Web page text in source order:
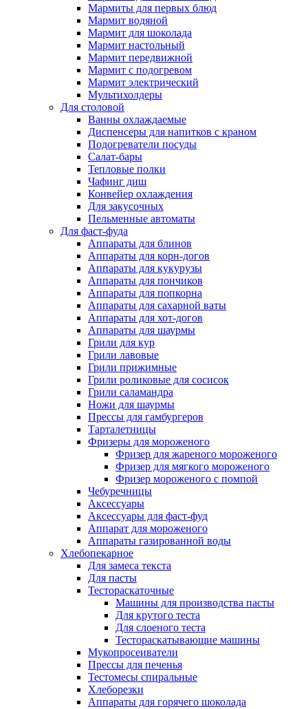
Мармиты для первых блюд
Мармит водяной
Мармит для шоколада
Мармит настольный
Мармит передвижной
Мармит с подогревом
Мармит электрический
Мультихолдеры
Для столовой
Ванны охлаждаемые
Диспенсеры для напитков с краном
Подогреватели посуды
Салат-бары
Тепловые полки
Чафинг диш
Конвейер охлаждения
Для закусочных
Пельменные автоматы
Для фаст-фуда
Аппараты для блинов
Аппараты для корн-догов
Аппараты для кукурузы
Аппараты для пончиков
Аппараты для попкорна
Аппараты для сахарной ваты
Аппараты для хот-догов
Аппараты для шаурмы
Грили для кур
Грили лавовые
Грили прижимные
Грили роликовые для сосисок
Грили саламандра
Ножи для шаурмы
Прессы для гамбургеров
Тарталетницы
Фризеры для мороженого
Фризер для жареного мороженого
Фризер для мягкого мороженого
Фризер мороженого с помпой
Чебуречницы
Аксессуары
Аксессуары для фаст-фуд
Аппарат для мороженого
Аппараты газированной воды
Хлебопекарное
Для замеса текста
Для пасты
Тестораскаточные
Машины для производства пасты
Для крутого теста
Для слоеного теста
Тестораскатывающие машины
Мукопросеиватели
Прессы для печенья
Тестомесы спиральные
Хлеборезки
Аппараты для горячего шоколада